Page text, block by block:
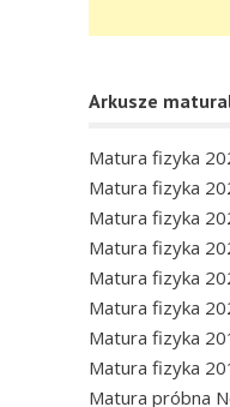
Arkusze
Matura fizyka
Matura fizyka
Matura fizyka
Matura fizyka
Matura fizyka
Matura fizyka
Matura fizyka
Matura fizyka
Matura próbna